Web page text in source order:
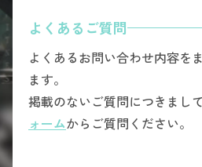
よくあるご質問
よくあるお問い合わせ内容を
ます。
掲載のないご質問につきまして
ォームからご質問ください。